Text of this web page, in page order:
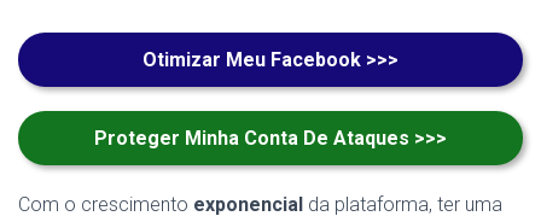
T
O
Otimizar Meu Facebook >>>
Proteger Minha Conta De Ataques >>>
Com o crescimento exponencial da plataforma, ter uma